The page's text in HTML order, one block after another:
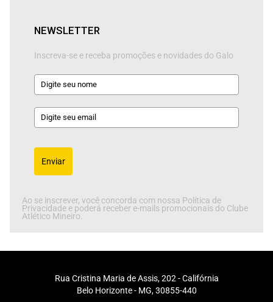
NEWSLETTER
Inscreva-se e receba promoções e novidades do Galo
Enviar
Ao se inscrever, você concorda com nossa Política de
Privacidade e poderá receber e-mails promocionais do Clube
Atlético Mineiro.
Rua Cristina Maria de Assis, 202 - Califórnia
Belo Horizonte - MG, 30855-440